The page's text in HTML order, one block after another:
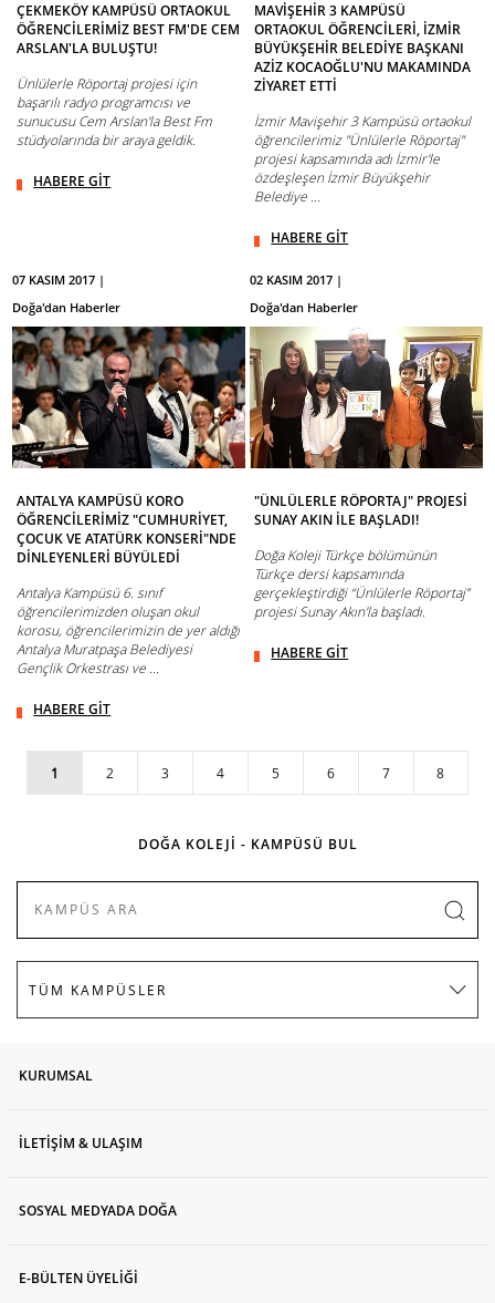
ÇEKMEKÖY KAMPÜSÜ ORTAOKUL
ÖĞRENCİLERİMİZ BEST FM'DE CEM
ARSLAN'LA BULUŞTU!
Ünlülerle Röportaj projesi için
başarılı radyo programcısı ve
sunucusu Cem Arslan'la Best Fm
stüdyolarında bir araya geldik.
HABERE GİT
MAVİŞEHİR 3 KAMPÜSÜ
ORTAOKUL ÖĞRENCİLERİ, İZMİR
BÜYÜKŞEHİR BELEDİYE BAŞKANI
AZİZ KOCAOĞLU'NU MAKAMINDA
ZİYARET ETTİ
İzmir Mavişehir 3 Kampüsü ortaokul
öğrencilerimiz "Ünlülerle Röportaj"
projesi kapsamında adı İzmir'le
özdeşleşen İzmir Büyükşehir
Belediye ...
HABERE GİT
07 KASIM 2017 |
Doğa'dan Haberler
ANTALYA KAMPÜSÜ KORO
ÖĞRENCİLERİMİZ "CUMHURİYET,
ÇOCUK VE ATATÜRK KONSERİ"NDE
DİNLEYENLERİ BÜYÜLEDİ
Antalya Kampüsü 6. sınıf
öğrencilerimizden oluşan okul
korosu, öğrencilerimizin de yer aldığı
Antalya Muratpaşa Belediyesi
Gençlik Orkestrası ve ...
HABERE GİT
02 KASIM 2017 |
Doğa'dan Haberler
"ÜNLÜLERLE RÖPORTAJ" PROJESİ
SUNAY AKIN İLE BAŞLADI!
Doğa Koleji Türkçe bölümünün
Türkçe dersi kapsamında
gerçekleştirdiği “Ünlülerle Röportaj”
projesi Sunay Akın'la başladı.
HABERE GİT
1 2 3 4 5 6 7 8
DOĞA KOLEJİ - KAMPÜSÜ BUL
KURUMSAL
İLETİŞİM & ULAŞIM
SOSYAL MEDYADA DOĞA
E-BÜLTEN ÜYELİĞİ